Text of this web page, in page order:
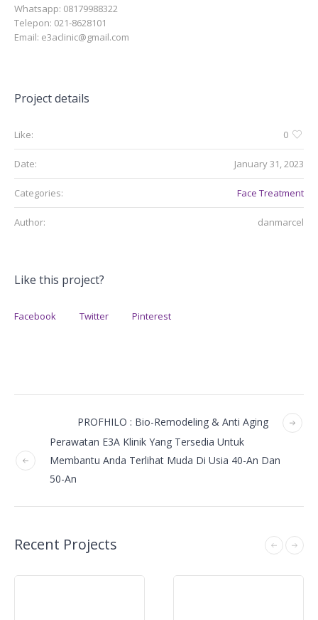
Whatsapp: 08179988322
Telepon: 021-8628101
Email: e3aclinic@gmail.com
Project details
Like: 0
Date: January 31, 2023
Categories: Face Treatment
Author: danmarcel
Like this project?
Facebook Twitter Pinterest
PROFHILO : Bio-Remodeling & Anti Aging
Perawatan E3A Klinik Yang Tersedia Untuk
Membantu Anda Terlihat Muda Di Usia 40-An Dan
50-An
Recent Projects